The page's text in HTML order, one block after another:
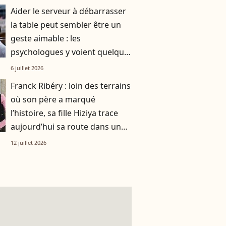
Aider le serveur à débarrasser
la table peut sembler être un
geste aimable : les
psychologues y voient quelque
chose de bien plus profond.
6 juillet 2026
Franck Ribéry : loin des terrains
où son père a marqué
l’histoire, sa fille Hiziya trace
aujourd’hui sa route dans un
tout autre univers
12 juillet 2026